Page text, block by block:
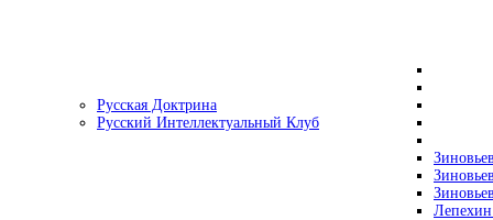
Русская Доктрина
Русский Интеллектуальный Клуб